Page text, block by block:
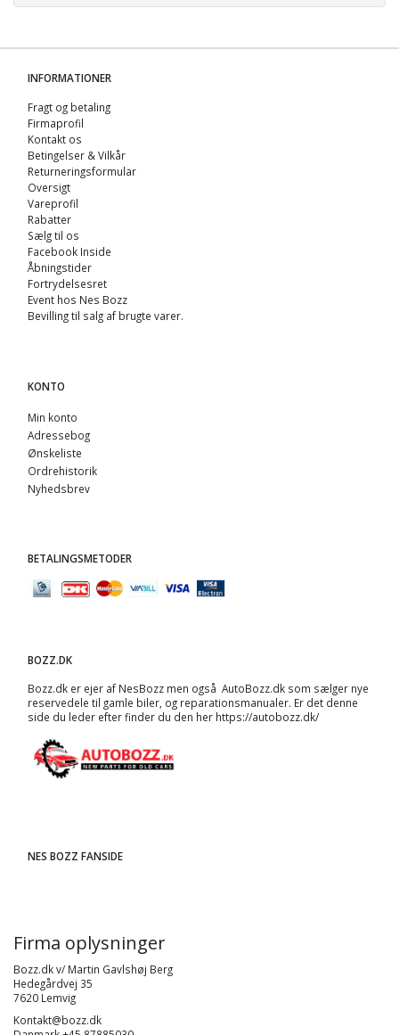
INFORMATIONER
Fragt og betaling
Firmaprofil
Kontakt os
Betingelser & Vilkår
Returneringsformular
Oversigt
Vareprofil
Rabatter
Sælg til os
Facebook Inside
Åbningstider
Fortrydelsesret
Event hos Nes Bozz
Bevilling til salg af brugte varer.
KONTO
Min konto
Adressebog
Ønskeliste
Ordrehistorik
Nyhedsbrev
BETALINGSMETODER
BOZZ.DK
Bozz.dk er ejer af NesBozz men også AutoBozz.dk som sælger nye
reservedele til gamle biler, og reparationsmanualer. Er det denne
side du leder efter finder du den her https://autobozz.dk/
NES BOZZ FANSIDE
Firma oplysninger
Bozz.dk v/ Martin Gavlshøj Berg
Hedegårdvej 35
7620 Lemvig
Kontakt@bozz.dk